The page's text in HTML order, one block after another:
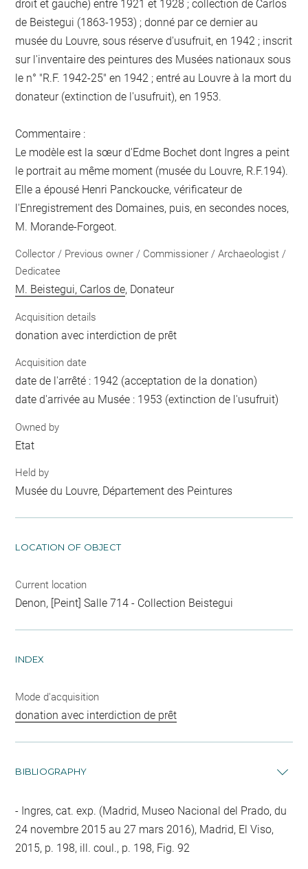
droit et gauche) entre 1921 et 1928 ; collection de Carlos
de Beistegui (1863-1953) ; donné par ce dernier au
musée du Louvre, sous réserve d'usufruit, en 1942 ; inscrit
sur l'inventaire des peintures des Musées nationaux sous
le n° "R.F. 1942-25" en 1942 ; entré au Louvre à la mort du
donateur (extinction de l'usufruit), en 1953.
Commentaire :
Le modèle est la sœur d'Edme Bochet dont Ingres a peint
le portrait au même moment (musée du Louvre, R.F.194).
Elle a épousé Henri Panckoucke, vérificateur de
l'Enregistrement des Domaines, puis, en secondes noces,
M. Morande-Forgeot.
Collector / Previous owner / Commissioner / Archaeologist /
Dedicatee
M. Beistegui, Carlos de, Donateur
Acquisition details
donation avec interdiction de prêt
Acquisition date
date de l'arrêté : 1942 (acceptation de la donation)
date d'arrivée au Musée : 1953 (extinction de l'usufruit)
Owned by
Etat
Held by
Musée du Louvre, Département des Peintures
LOCATION OF OBJECT
Current location
Denon, [Peint] Salle 714 - Collection Beistegui
INDEX
Mode d'acquisition
donation avec interdiction de prêt
BIBLIOGRAPHY
Ingres, cat. exp. (Madrid, Museo Nacional del Prado, du
24 novembre 2015 au 27 mars 2016), Madrid, El Viso,
2015, p. 198, ill. coul., p. 198, Fig. 92